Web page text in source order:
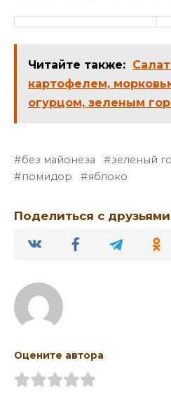
Читайте также:
картофелем,
огурцом, зеленым
без майонеза зеленый
помидор
яблоко
Поделиться с друзьями
Оцените автора